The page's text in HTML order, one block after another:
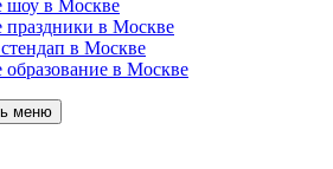
шоу в Москве
праздники в Москве
в Москве
образование в Москве
меню